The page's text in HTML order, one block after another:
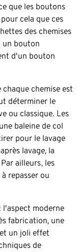
que les boutons
cela que ces
des chemises
un bouton
d'un bouton
chemise est
déterminer le
ou classique. Les
baleine de col
pour le lavage
lavage, la
ailleurs, les
repasser ou
l'aspect moderne
fabrication, une
un joli effet
de